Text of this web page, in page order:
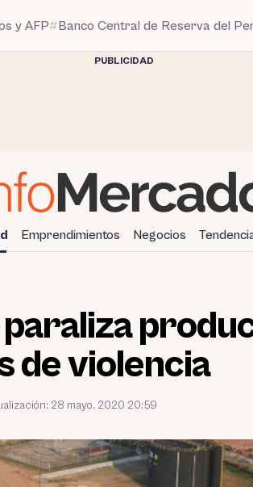
y AFP Banco Central de Reserva del
PUBLICIDAD
Emprendimientos Negocios
de violencia
28 mayo, 2020 20:59